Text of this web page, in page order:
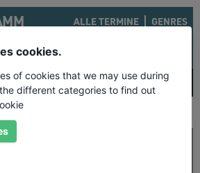
ALLE TERMINE GENRES
26 OKT 26 NOV26
TAGE
14.
cookies.
of cookies that we may use during
different categories to find out